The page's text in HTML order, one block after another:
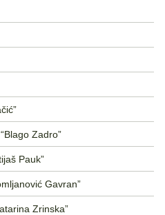
Zadro”
Pauk”
Gavran”
Zrinska”